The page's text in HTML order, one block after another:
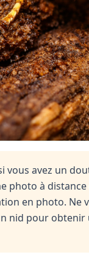
vous avez un
photo à
en photo. Ne
nid pour